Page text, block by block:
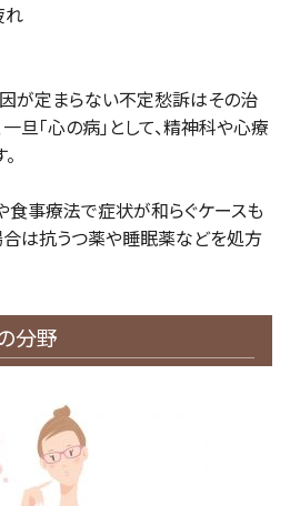
れ
因が定まらない不定愁訴はその治
旦「心の病」として、精神科や心療
食事療法で症状が和らぐケースも
合は抗うつ薬や睡眠薬などを処方
分野